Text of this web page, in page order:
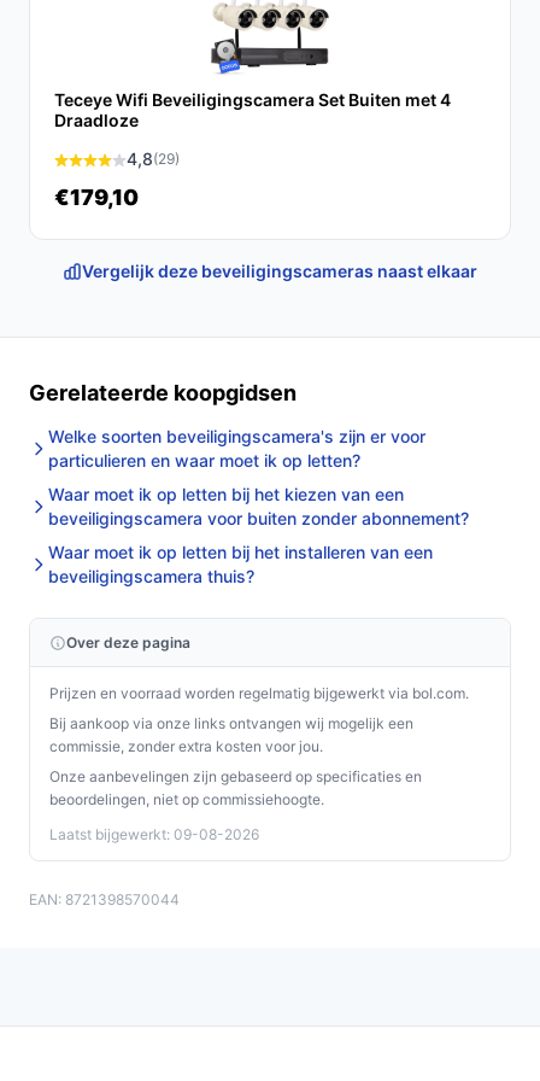
Belangrijkste stappen: monteer de camera met de
meegeleverde muurbeugel, richt de camera en verbind
via wifi met de FinexHome-app of de aangegeven app.
Test livebeeld, meldingen en terugkijken via SD-kaart.
specificaties).
Specificaties in mensentaal
Voedingstype (zonne-energie):De camera
gebruikt een ingebouwd zonnepaneel, praktisch
om geen stroomkabel te hoeven leggen; let op dat
de montageplek voldoende daglicht nodig heeft.
Resolutie (2K Ultra HD):
standaard HD, nuttig voor herkenning van details
bij livebeeld en opnames.
Inclusief muurbeugel en montagemateriaal:Je
krijgt de bevestigingsmiddelen meegeleverd, wat
installatie zonder extra onderdelen
vergemakkelijkt.
Veelgestelde vragen
dagelijks gebruik?
voldoende zon opvangt en of je wifi-dekking daar sterk
Teceye Wifi Beveiligingscamera Set Buiten met 4
Draadloze
4,8(29)
€179,10
Vergelijk deze beveiligingscameras naast elkaar
Gerelateerde koopgidsen
Welke soorten beveiligingscamera's zijn er voor
particulieren en waar moet ik op letten?
Waar moet ik op letten bij het kiezen van een
beveiligingscamera voor buiten zonder abonnement?
Waar moet ik op letten bij het installeren van een
beveiligingscamera thuis?
Over deze pagina
Prijzen en voorraad worden regelmatig bijgewerkt via bol.com.
Bij aankoop via onze links ontvangen wij mogelijk een
commissie, zonder extra kosten voor jou.
Onze aanbevelingen zijn gebaseerd op specificaties en
beoordelingen, niet op commissiehoogte.
Laatst bijgewerkt: 09-08-2026
EAN: 8721398570044